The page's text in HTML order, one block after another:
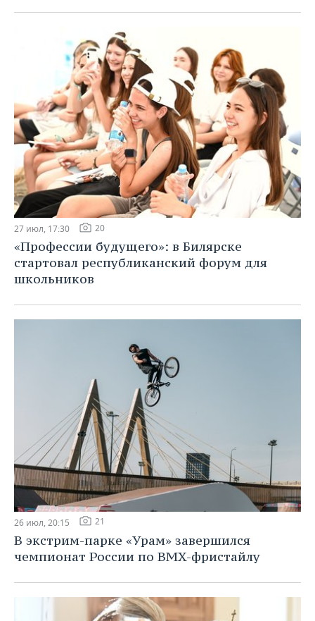
27 июл, 17:30 20
«Профессии будущего»: в Билярске
стартовал республиканский форум для
школьников
26 июл, 20:15 21
В экстрим-парке «Урам» завершился
чемпионат России по BMX-фристайлу